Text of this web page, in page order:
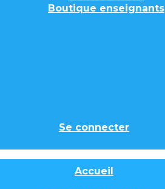
Boutique enseignants
Se connecter
Accueil